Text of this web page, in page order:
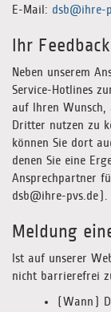
E-Mail: dsb@ihre-
Ihr
Neben unserem
Service-Hotlines
auf Ihren Wunsch,
Dritter nutzen zu
können Sie dort
denen Sie eine
Ansprechpartner
dsb@ihre-pvs.de).
Meldung
Ist auf unserer
nicht barrierefrei
(Wann)